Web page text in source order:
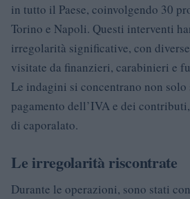
in tutto il Paese, coinvolgendo 30
Torino e Napoli. Questi interventi
irregolarità significative, con
visitate da finanzieri, carabinieri e
Le indagini si concentrano non solo
pagamento dell’IVA e dei
di caporalato.
Le irregolarità riscontrate
Durante le operazioni, sono stati